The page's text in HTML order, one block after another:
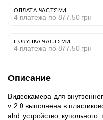
ОПЛАТА ЧАСТЯМИ
4 платежа по 877.50 грн
ПОКУПКА ЧАСТЯМИ
4 платежа по 877.50 грн
Описание
Видеокамера для
v 2.0 выполнена в
ahd устройство